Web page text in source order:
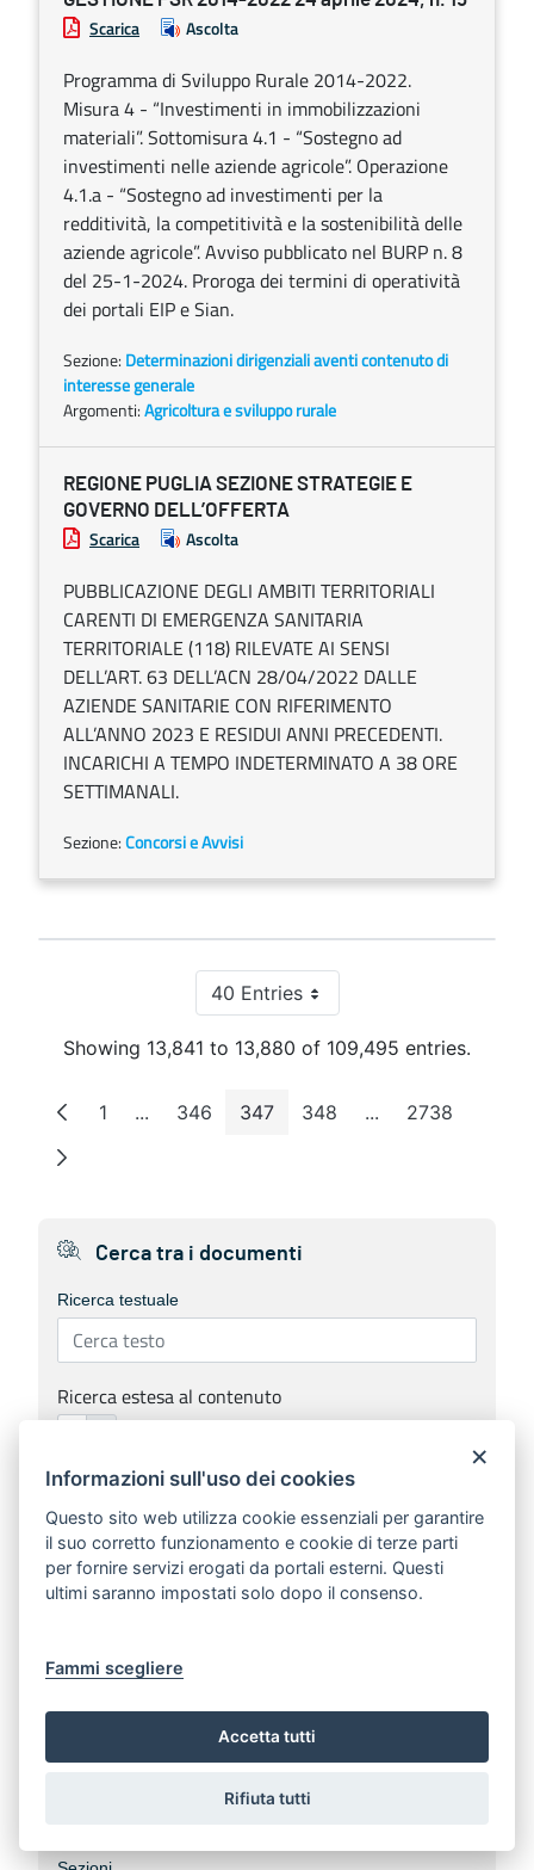
Scarica Ascolta
Programma di Sviluppo Rurale 2014-2022.
Misura 4 - “Investimenti in immobilizzazioni
materiali”. Sottomisura 4.1 - “Sostegno ad
investimenti nelle aziende agricole”. Operazione
4.1.a - “Sostegno ad investimenti per la
redditività, la competitività e la sostenibilità delle
aziende agricole”. Avviso pubblicato nel BURP n. 8
del 25-1-2024. Proroga dei termini di operatività
dei portali EIP e Sian.
Sezione: Determinazioni dirigenziali aventi contenuto di
interesse generale
Argomenti:Agricoltura e sviluppo rurale
REGIONE PUGLIA SEZIONE STRATEGIE E
GOVERNO DELL’OFFERTA
Scarica Ascolta
PUBBLICAZIONE DEGLI AMBITI TERRITORIALI
CARENTI DI EMERGENZA SANITARIA
TERRITORIALE (118) RILEVATE AI SENSI
DELL’ART. 63 DELL’ACN 28/04/2022 DALLE
AZIENDE SANITARIE CON RIFERIMENTO
ALL’ANNO 2023 E RESIDUI ANNI PRECEDENTI.
INCARICHI A TEMPO INDETERMINATO A 38 ORE
SETTIMANALI.
Sezione:Concorsi e Avvisi
40 EntriesPer Page
Showing 13,841 to 13,880 of 109,495 entries.
Page
1 ...Intermediate Pages
Page
346 Page
347 Page
348 ...Intermediate
Page
2738
Cerca tra i documenti
Ricerca testuale
Ricerca estesa al contenuto
Data documento
Numero documento
Anno di redazione
×
Informazioni sull'uso dei cookies
Questo sito web utilizza cookie essenziali per garantire
il suo corretto funzionamento e cookie di terze parti
per fornire servizi erogati da portali esterni. Questi
ultimi saranno impostati solo dopo il consenso.
Fammi scegliere
Accetta tutti
Rifiuta tutti